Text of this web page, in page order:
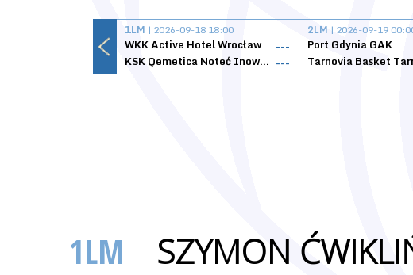
1LM | 2026-09-18 18:00
WKK Active Hotel Wrocław
---
KSK Qemetica Noteć Inowrocław ---
2LM | 2026-09-19
Port Gdynia GAK
1LM SZYMON